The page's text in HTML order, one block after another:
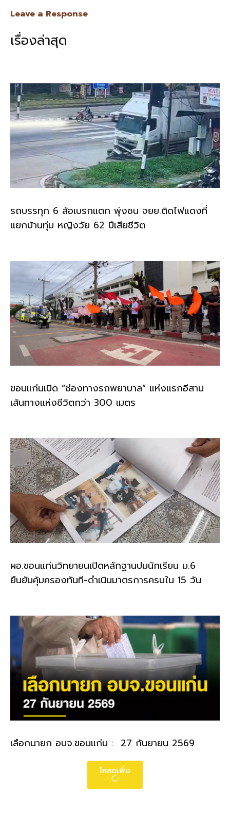
k
Leave a Response
เรื่องล่าสุด
รถบรรทุก 6 ล้อเบรกแตก พุ่งชน จยย.ติดไฟแดงที่
แยกบ้านทุ่ม หญิงวัย 62 ปีเสียชีวิต
ขอนแก่นเปิด “ช่องทางรถพยาบาล” แห่งแรกอีสาน
เส้นทางแห่งชีวิตกว่า 300 เมตร
ผอ.ขอนแก่นวิทยายนเปิดหลักฐานปมนักเรียน ม.6
ยืนยันคุ้มครองทันที-ดำเนินมาตรการครบใน 15 วัน
เลือกนายก อบจ.ขอนแก่น : 27 กันยายน 2569
โหลดเพิ่ม